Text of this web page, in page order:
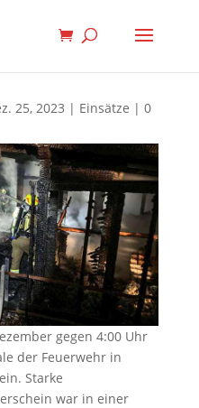
25, 2023 | Einsätze | 0
gegen 4:00 Uhr
der Feuerwehr in
Starke
war in einer